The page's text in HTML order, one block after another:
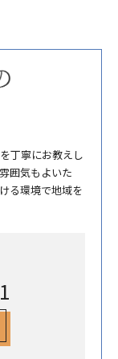
丁寧にお教えし
囲気もよいた
る環境で地域を